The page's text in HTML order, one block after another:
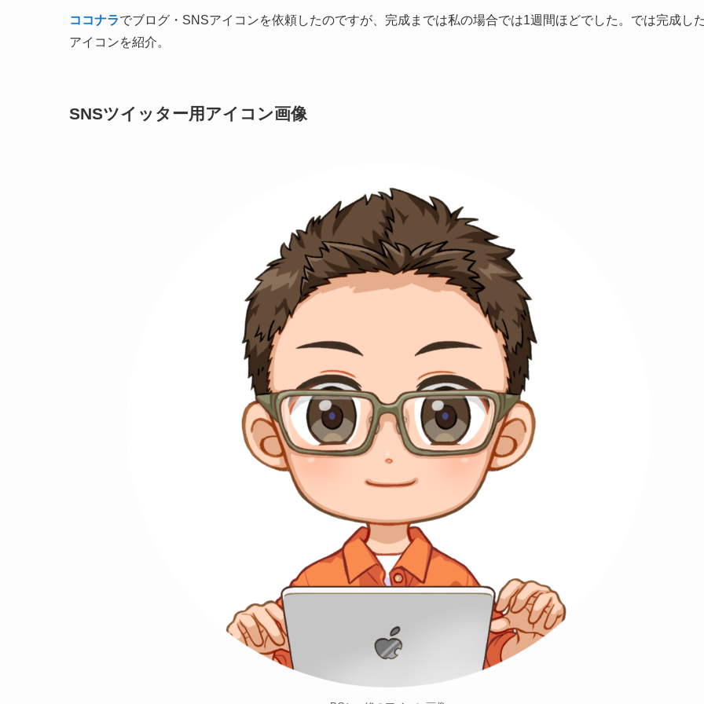
ココナラでブログ・SNSアイコンを依頼したのですが、完成までは私の場合では1週間ほどでした。では完成し
アイコンを紹介。
SNSツイッター用アイコン画像